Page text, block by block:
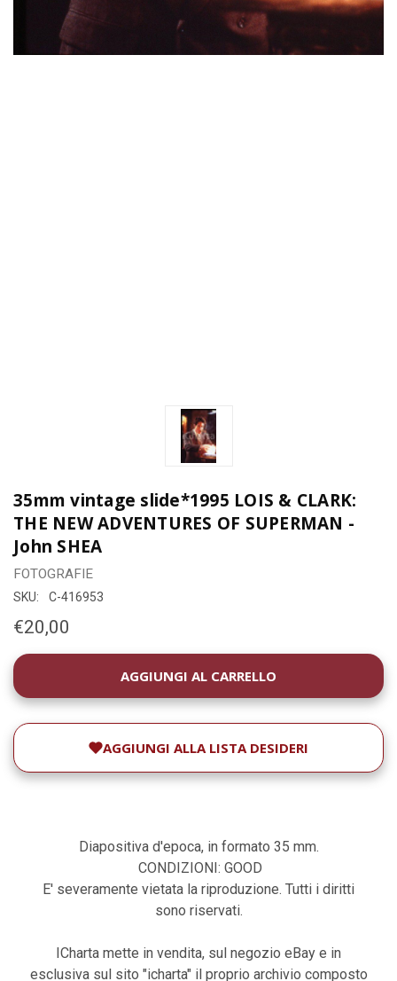
35mm vintage slide*1995 LOIS & CLARK:
THE NEW ADVENTURES OF SUPERMAN -
John SHEA
FOTOGRAFIE
SKU: C-416953
€20,00
DISPONIBILITÀ
ATTUALE:
AGGIUNGI ALLA LISTA DESIDERI
Diapositiva d'epoca, in formato 35 mm.
CONDIZIONI: GOOD
E' severamente vietata la riproduzione. Tutti i diritti
sono riservati.
ICharta mette in vendita, sul negozio eBay e in
esclusiva sul sito "icharta" il proprio archivio composto